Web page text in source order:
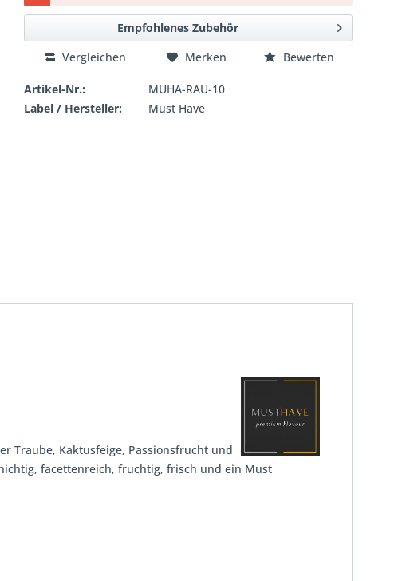
Empfohlenes Zubehör
Vergleichen
Merken Bewerten
Artikel-Nr.:
MUHA-RAU-10
Label / Hersteller:
Must Have
Traube, Kaktusfeige, Passionsfrucht und
facettenreich, fruchtig, frisch und ein Must